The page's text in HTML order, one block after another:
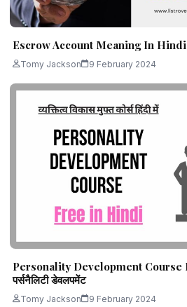
Escrow Account Meaning In Hindi
Tomy Jackson 9 February 2024
Personality Development
पर्सनैलिटी डेवलपमेंट
Tomy Jackson 9 February 2024